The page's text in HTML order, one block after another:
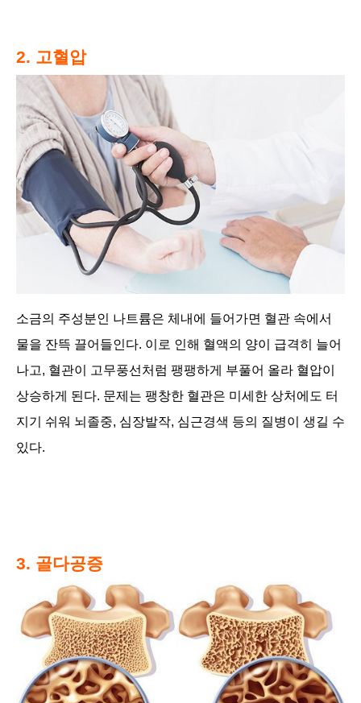
2. 고혈압
소금의 주성분인 나트륨은 체내에 들어가면 혈관 속에서
물을 잔뜩 끌어들인다. 이로 인해 혈액의 양이 급격히 늘어
나고, 혈관이 고무풍선처럼 팽팽하게 부풀어 올라 혈압이
상승하게 된다. 문제는 팽창한 혈관은 미세한 상처에도 터
지기 쉬워 뇌졸중, 심장발작, 심근경색 등의 질병이 생길 수
있다.
3. 골다공증